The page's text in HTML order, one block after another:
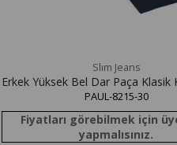
Slım Jeans
Erkek Yüksek Bel Dar Paça Klasik
Black Jean Pantolon
PAUL-8215-30
Fiyatları görebilmek için
yapmalısınız.